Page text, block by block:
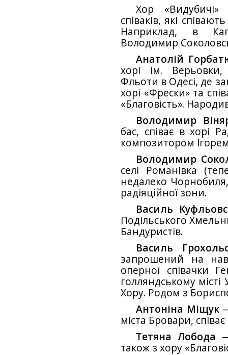
Хор «Видубичі»
співаків, які
Наприклад, в
Володимир
Анатолій
хорі ім.
Фльоти в Одесі, де
хорі «Фрески» та
«Благовість».
Володимир
бас, співає в хорі
композитором
Володимир
селі Романівка
недалеко
радіяційної зони.
Василь
Подільського
Бандуристів.
Василь
запрошений на
оперної співачки
голляндському місті
Хору. Родом з
Антоніна Міщук—
міста Бровари, співає
Тетяна Лобода
також з хору